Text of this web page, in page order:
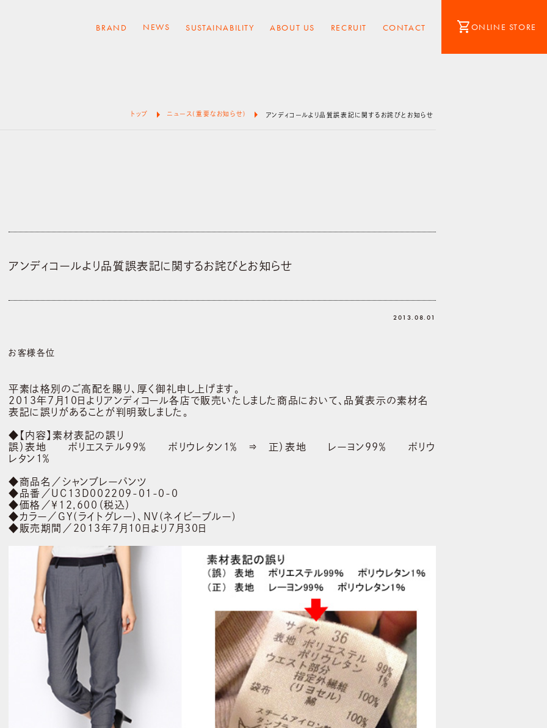
BRAND NEWS SUSTAINABILITY ABOUT US RECRUIT CONTACT shopping_cartONLINE STORE
トップ arrow_right ニュース(重要なお知らせ) arrow_right アンディコールより品質誤表記に関するお詫びとお知らせ
アンディコールより品質誤表記に関するお詫びとお知らせ
2013.08.01
お客様各位
平素は格別のご高配を賜り、厚く御礼申し上げます。
2013年7月10日よりアンディコール各店で販売いたしました商品において、品質表示の素材名
表記に誤りがあることが判明致しました。
◆【内容】素材表記の誤り
誤）表地 ポリエステル99％ ポリウレタン1％ ⇒ 正）表地 レーヨン99％ ポリウ
レタン1％
◆商品名／シャンブレーパンツ
◆品番／UC13D002209-01-0-0
◆価格／￥12,600（税込）
◆カラー／GY(ライトグレー)、NV(ネイビーブルー)
◆販売期間／2013年7月10日より7月30日